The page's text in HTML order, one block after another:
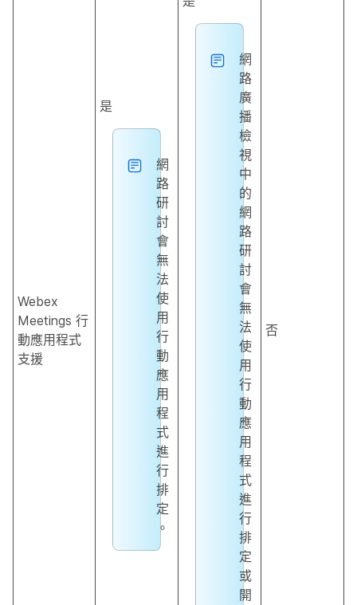
Webex
Meetings 行
動應用程式
支援
是
網
路
研
討
會
無
法
使
用
行
動
應
用
程
式
進
行
排
定
。
網
路
廣
播
檢
視
中
的
網
路
研
討
會
無
法
使
用
行
動
應
用
程
式
進
行
排
定
或
開
否